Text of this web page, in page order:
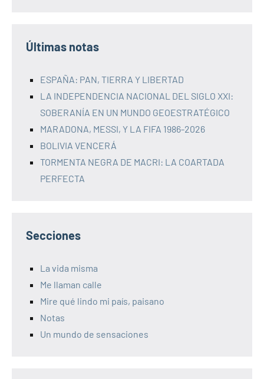
Últimas notas
ESPAÑA: PAN, TIERRA Y LIBERTAD
LA INDEPENDENCIA NACIONAL DEL SIGLO XXI:
SOBERANÍA EN UN MUNDO GEOESTRATÉGICO
MARADONA, MESSI, Y LA FIFA 1986-2026
BOLIVIA VENCERÁ
TORMENTA NEGRA DE MACRI: LA COARTADA
PERFECTA
Secciones
La vida misma
Me llaman calle
Mire qué lindo mi país, paisano
Notas
Un mundo de sensaciones